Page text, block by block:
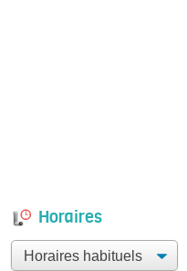
Horaires